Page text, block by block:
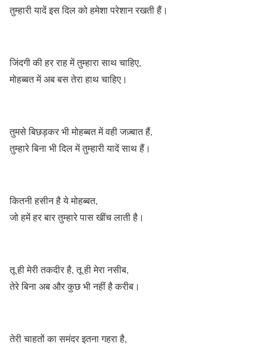
तुम्हारी यादें इस दिल को हमेशा परेशान रखती हैं।
जिंदगी की हर राह में तुम्हारा साथ चाहिए,
मोहब्बत में अब बस तेरा हाथ चाहिए।
तुमसे बिछड़कर भी मोहब्बत में वही जज़्बात हैं,
तुम्हारे बिना भी दिल में तुम्हारी यादें साथ हैं।
कितनी हसीन है ये मोहब्बत,
जो हमें हर बार तुम्हारे पास खींच लाती है।
तू ही मेरी तकदीर है, तू ही मेरा नसीब,
तेरे बिना अब और कुछ भी नहीं है करीब।
तेरी चाहतों का समंदर इतना गहरा है,